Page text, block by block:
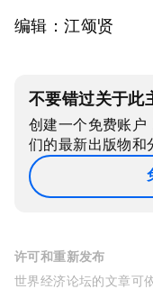
编辑：江颂贤
不要错过关于此
创建一个免费账户
们的最新出版物和
许可和重新发布
世界经济论坛的文章可